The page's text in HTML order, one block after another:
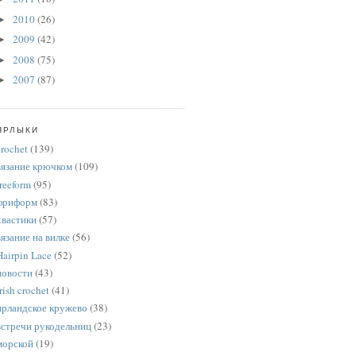
2010(26)
2009 (42)
2008 (75)
2007 (87)
(139)
крючком(109)
(95)
(83)
(57)
на вилке(56)
Lace (52)
(43)
crochet(41)
кружево (38)
рукодельниц(23)
(19)